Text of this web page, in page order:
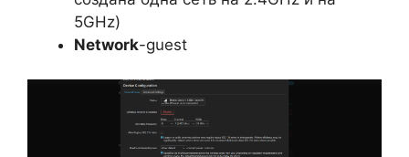
5GHz)
Network-guest